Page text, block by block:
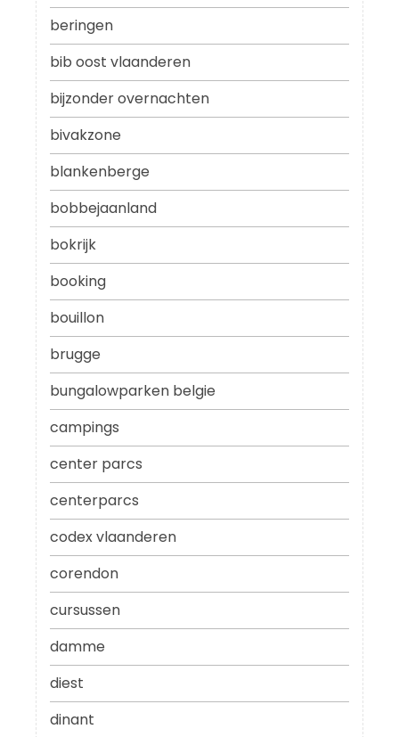
beringen
bib oost vlaanderen
bijzonder overnachten
bivakzone
blankenberge
bobbejaanland
bokrijk
booking
bouillon
brugge
bungalowparken belgie
campings
center parcs
centerparcs
codex vlaanderen
corendon
cursussen
damme
diest
dinant